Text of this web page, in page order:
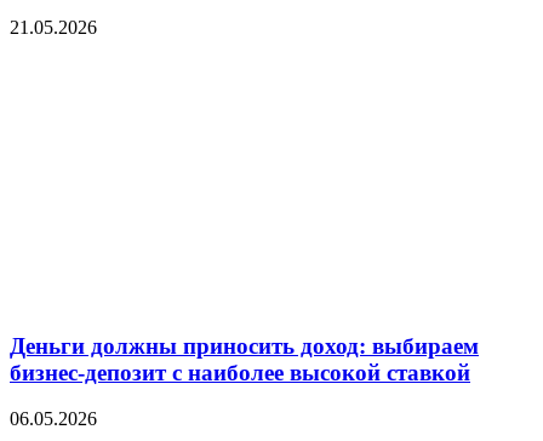
21.05.2026
Деньги должны приносить доход: выбираем
бизнес-депозит с наиболее высокой ставкой
06.05.2026